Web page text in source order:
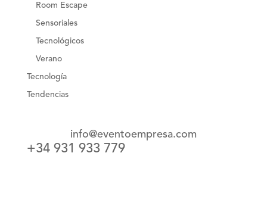
Room Escape
Sensoriales
Tecnológicos
Verano
Tecnología
Tendencias
info@eventoempresa.com
+34 931 933 779